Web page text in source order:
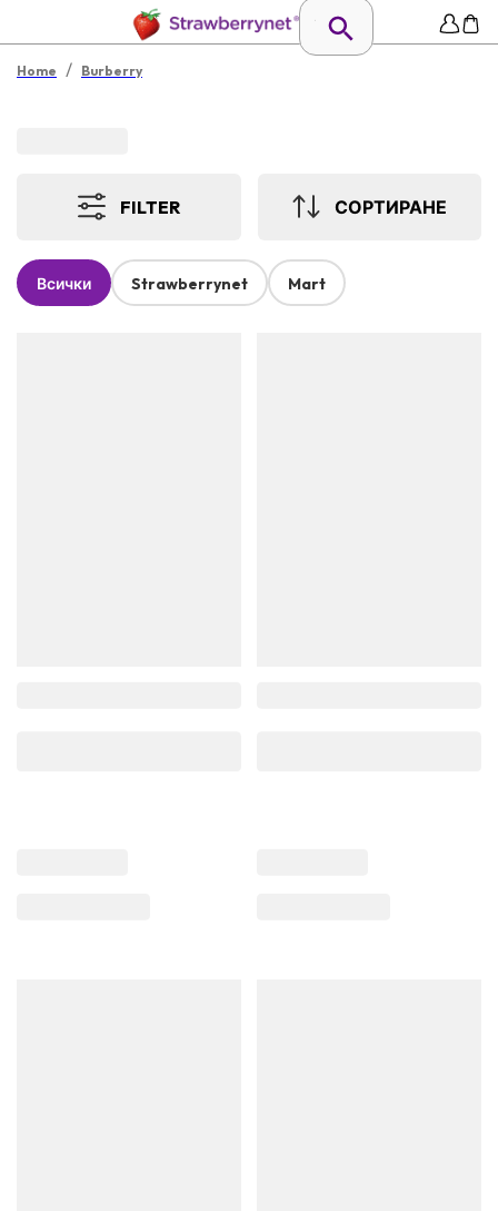
Home / Burberry
FILTER СОРТИРАНЕ
Всички Strawberrynet Mart